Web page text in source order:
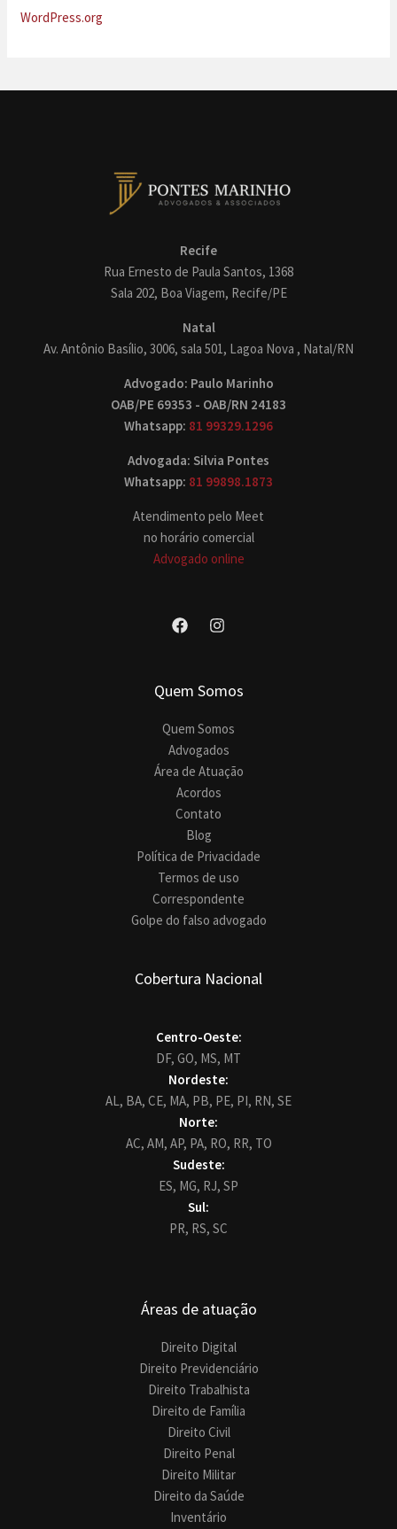
WordPress.org
Recife
Rua Ernesto de Paula Santos, 1368
Sala 202, Boa Viagem, Recife/PE
Natal
Av. Antônio Basílio, 3006, sala 501, Lagoa Nova , Natal/RN
Advogado: Paulo Marinho
OAB/PE 69353 - OAB/RN 24183
Whatsapp: 81 99329.1296
Advogada: Silvia Pontes
Whatsapp: 81 99898.1873
Atendimento pelo Meet
no horário comercial
Advogado online
Quem Somos
Quem Somos
Advogados
Área de Atuação
Acordos
Contato
Blog
Política de Privacidade
Termos de uso
Correspondente
Golpe do falso advogado
Cobertura Nacional
Centro-Oeste:
DF, GO, MS, MT
Nordeste:
AL, BA, CE, MA, PB, PE, PI, RN, SE
Norte:
AC, AM, AP, PA, RO, RR, TO
Sudeste:
ES, MG, RJ, SP
Sul:
PR, RS, SC
Áreas de atuação
Direito Digital
Direito Previdenciário
Direito Trabalhista
Direito de Família
Direito Civil
Direito Penal
Direito Militar
Direito da Saúde
Inventário